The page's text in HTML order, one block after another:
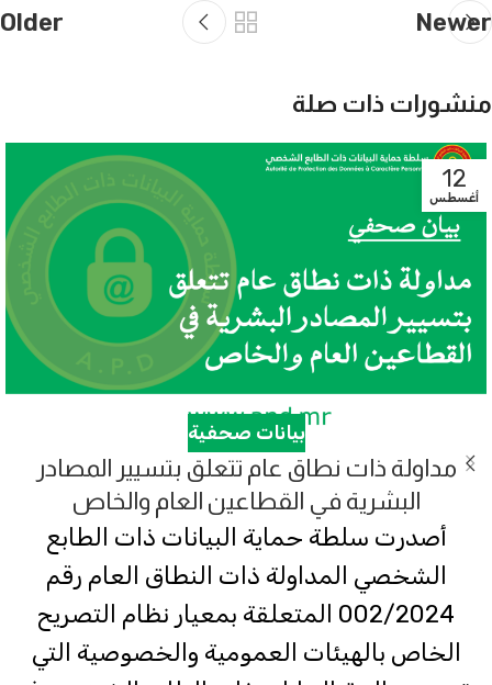
Newer
Older
منشورات ذات صلة
12
أغسطس
بيانات صحفية
مداولة ذات نطاق عام تتعلق بتسيير المصادر
البشرية في القطاعين العام والخاص
أصدرت سلطة حماية البيانات ذات الطابع
الشخصي المداولة ذات النطاق العام رقم
002/2024 المتعلقة بمعيار نظام التصريح
الخاص بالهيئات العمومية والخصوصية التي